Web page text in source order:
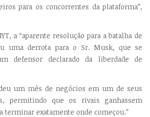
para os concorrentes da plataforma”,
a “aparente resolução para a batalha de
uma derrota para o Sr. Musk, que se
defensor declarado da liberdade de
um mês de negócios em um de seus
permitindo que os rivais ganhassem
terminar exatamente onde começou.”